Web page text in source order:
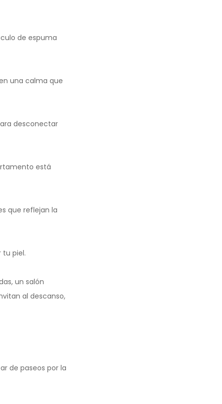
de espuma
una calma que
desconectar
está
que reflejan la
piel.
un salón
al descanso,
de paseos por la